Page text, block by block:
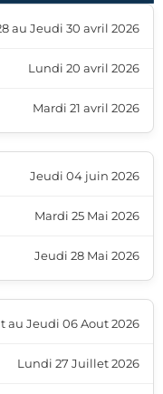
au Jeudi 30 avril 2026
Lundi 20 avril 2026
Mardi 21 avril 2026
Jeudi 04 juin 2026
Mardi 25 Mai 2026
Jeudi 28 Mai 2026
au Jeudi 06 Aout 2026
Lundi 27 Juillet 2026